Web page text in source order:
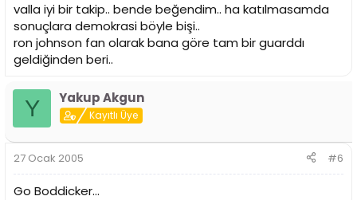
valla iyi bir takip.. bende beğendim.. ha katılmasamda
sonuçlara demokrasi böyle bişi..
ron johnson fan olarak bana göre tam bir guarddı
geldiğinden beri..
Y Yakup Akgun
Kayıtlı Üye
27 Ocak 2005 #6
Go Boddicker...